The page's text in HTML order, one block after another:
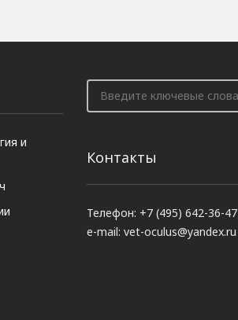
и
Контакты
Телефон: +7 (495) 642-36-47
e-mail: vet-oculus@yandex.ru